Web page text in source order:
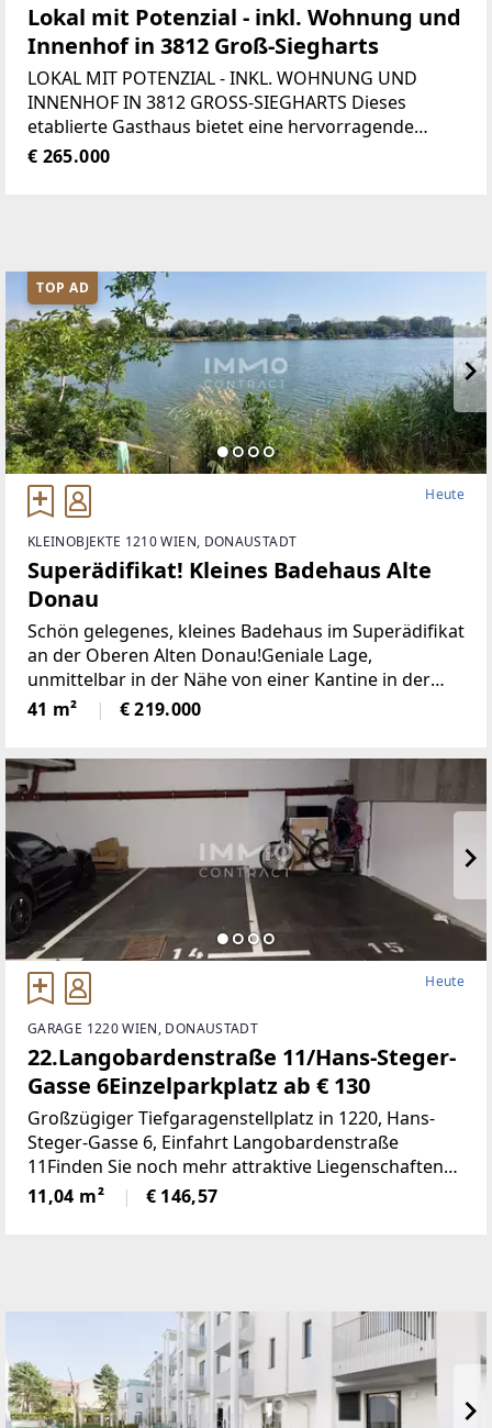
Lokal mit Potenzial - inkl. Wohnung und
Innenhof in 3812 Groß-Siegharts
LOKAL MIT POTENZIAL - INKL. WOHNUNG UND
INNENHOF IN 3812 GROSS-SIEGHARTS Dieses
etablierte Gasthaus bietet eine hervorragende
Gelegenheit für Gastronomen, Investoren oder
€ 265.000
TOP AD
Heute
KLEINOBJEKTE 1210 WIEN, DONAUSTADT
Superädifikat! Kleines Badehaus Alte
Donau
Schön gelegenes, kleines Badehaus im Superädifikat
an der Oberen Alten Donau!Geniale Lage,
unmittelbar in der Nähe von einer Kantine in der
schönes Essen und Getränke in ansprechendem
Ambiente genossen werden können.ca.30m zur
41 m² € 219.000
Heute
GARAGE 1220 WIEN, DONAUSTADT
22.Langobardenstraße 11/Hans-Steger-
Gasse 6Einzelparkplatz ab € 130
Großzügiger Tiefgaragenstellplatz in 1220, Hans-
Steger-Gasse 6, Einfahrt Langobardenstraße
11Finden Sie noch mehr attraktive Liegenschaften
auf www.IMMOcontract.at
[http://www.immocontract.at/]IMMO einen Besuch
11,04 m² € 146,57